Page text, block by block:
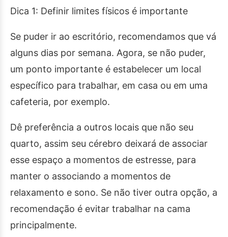
Dica 1: Definir limites físicos é importante
Se puder ir ao escritório, recomendamos que vá
alguns dias por semana. Agora, se não puder,
um ponto importante é estabelecer um local
específico para trabalhar, em casa ou em uma
cafeteria, por exemplo.
Dê preferência a outros locais que não seu
quarto, assim seu cérebro deixará de associar
esse espaço a momentos de estresse, para
manter o associando a momentos de
relaxamento e sono. Se não tiver outra opção, a
recomendação é evitar trabalhar na cama
principalmente.